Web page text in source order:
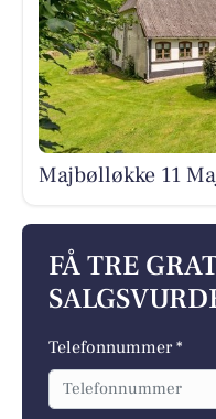
Majbølløkke 11
FÅ TRE
Telefonnummer *